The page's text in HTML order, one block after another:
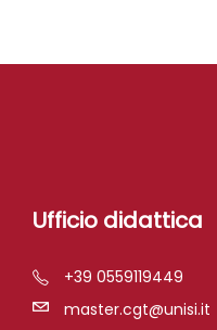
Ufficio didattica
+39 0559119449
master.cgt@unisi.it